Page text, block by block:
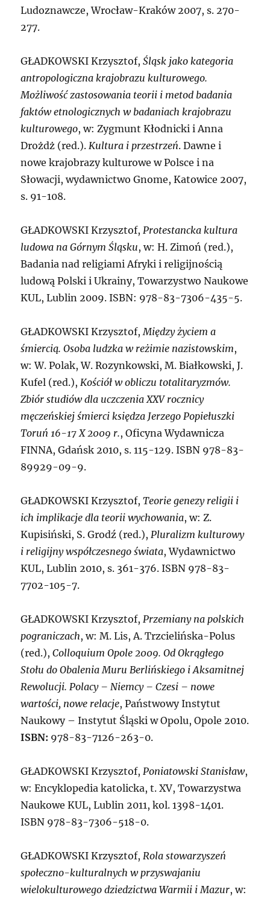
Ludoznawcze, Wrocław-Kraków 2007, s. 270-
277.
GŁADKOWSKI Krzysztof, Śląsk jako kategoria
antropologiczna krajobrazu kulturowego.
Możliwość zastosowania teorii i metod badania
faktów etnologicznych w badaniach krajobrazu
kulturowego, w: Zygmunt Kłodnicki i Anna
Drożdż (red.).Kultura i przestrzeń. Dawne i
nowe krajobrazy kulturowe w Polsce i na
Słowacji, wydawnictwo Gnome, Katowice 2007,
s. 91-108.
GŁADKOWSKI Krzysztof, Protestancka kultura
ludowa na Górnym Śląsku, w: H. Zimoń (red.),
Badania nad religiami Afryki i religijnością
ludową Polski i Ukrainy, Towarzystwo Naukowe
KUL, Lublin 2009. ISBN: 978-83-7306-435-5.
GŁADKOWSKI Krzysztof,Między życiem a
śmiercią. Osoba ludzka w reżimie nazistowskim,
w: W. Polak, W. Rozynkowski, M. Białkowski, J.
Kufel (red.),Kościół w obliczu totalitaryzmów.
Zbiór studiów dla uczczenia XXV rocznicy
męczeńskiej śmierci księdza Jerzego Popiełuszki
Toruń 16-17 X 2009 r., Oficyna Wydawnicza
FINNA, Gdańsk 2010, s. 115-129. ISBN 978-83-
89929-09-9.
GŁADKOWSKI Krzysztof, Teorie genezy religii i
ich implikacje dla teorii wychowania, w: Z.
Kupisiński, S. Grodź (red.),Pluralizm kulturowy
i religijny współczesnego świata, Wydawnictwo
KUL, Lublin 2010, s. 361-376. ISBN 978-83-
7702-105-7.
GŁADKOWSKI Krzysztof, Przemiany na polskich
pograniczach, w: M. Lis, A. Trzcielińska-Polus
(red.),Colloquium Opole 2009. Od Okrągłego
Stołu do Obalenia Muru Berlińskiego i Aksamitnej
Rewolucji. Polacy – Niemcy – Czesi – nowe
wartości, nowe relacje, Państwowy Instytut
Naukowy – Instytut Śląski w Opolu, Opole 2010.
ISBN: 978-83-7126-263-0.
GŁADKOWSKI Krzysztof, Poniatowski Stanisław,
w: Encyklopedia katolicka, t. XV, Towarzystwa
Naukowe KUL, Lublin 2011, kol. 1398-1401.
ISBN 978-83-7306-518-0.
GŁADKOWSKI Krzysztof, Rola stowarzyszeń
społeczno-kulturalnych w przyswajaniu
wielokulturowego dziedzictwa Warmii i Mazur, w: